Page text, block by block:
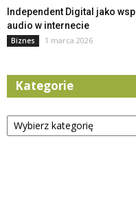
Independent Digital jako
audio w internecie
Biznes 1 marca 2026
Kategorie
Kategorie